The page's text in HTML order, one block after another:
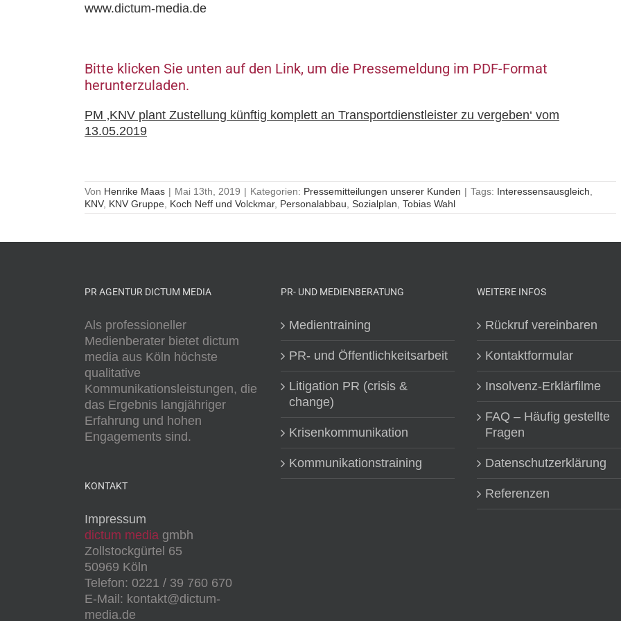
www.dictum-media.de
Bitte klicken Sie unten auf den Link, um die Pressemeldung im PDF-Format
herunterzuladen.
PM ‚KNV plant Zustellung künftig komplett an Transportdienstleister zu vergeben‘ vom
13.05.2019
Von Henrike Maas | Mai 13th, 2019 | Kategorien: Pressemitteilungen unserer Kunden | Tags: Interessensausgleich,
KNV, KNV Gruppe, Koch Neff und Volckmar, Personalabbau, Sozialplan, Tobias Wahl
PR AGENTUR DICTUM MEDIA
Als professioneller
Medienberater bietet dictum
media aus Köln höchste
qualitative
Kommunikationsleistungen, die
das Ergebnis langjähriger
Erfahrung und hohen
Engagements sind.
KONTAKT
Impressum
dictum media gmbh
Zollstockgürtel 65
50969 Köln
Telefon: 0221 / 39 760 670
E-Mail: kontakt@dictum-
media.de
PR- UND MEDIENBERATUNG
Medientraining
PR- und Öffentlichkeitsarbeit
Litigation PR (crisis &
change)
Krisenkommunikation
Kommunikationstraining
WEITERE INFOS
Rückruf vereinbaren
Kontaktformular
Insolvenz-Erklärfilme
FAQ – Häufig gestellte
Fragen
Datenschutzerklärung
Referenzen